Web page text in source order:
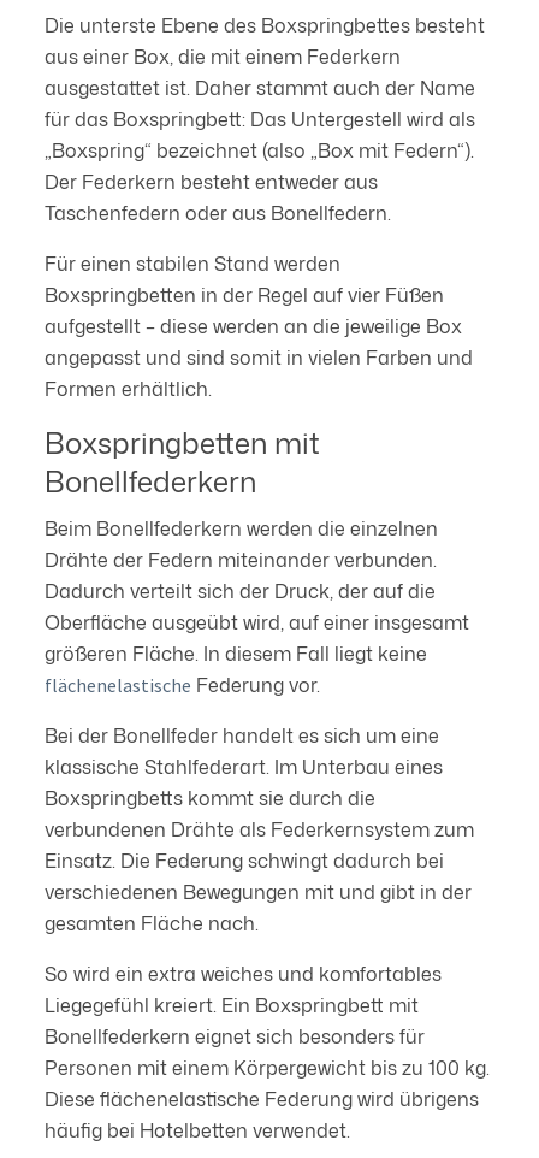
Die unterste Ebene des Boxspringbettes besteht
aus einer Box, die mit einem Federkern
ausgestattet ist. Daher stammt auch der Name
für das Boxspringbett: Das Untergestell wird als
„Boxspring“ bezeichnet (also „Box mit Federn“).
Der Federkern besteht entweder aus
Taschenfedern oder aus Bonellfedern.
Für einen stabilen Stand werden
Boxspringbetten in der Regel auf vier Füßen
aufgestellt – diese werden an die jeweilige Box
angepasst und sind somit in vielen Farben und
Formen erhältlich.
Boxspringbetten mit
Bonellfederkern
Beim Bonellfederkern werden die einzelnen
Drähte der Federn miteinander verbunden.
Dadurch verteilt sich der Druck, der auf die
Oberfläche ausgeübt wird, auf einer insgesamt
größeren Fläche. In diesem Fall liegt keine
flächenelastische Federung vor.
Bei der Bonellfeder handelt es sich um eine
klassische Stahlfederart. Im Unterbau eines
Boxspringbetts kommt sie durch die
verbundenen Drähte als Federkernsystem zum
Einsatz. Die Federung schwingt dadurch bei
verschiedenen Bewegungen mit und gibt in der
gesamten Fläche nach.
So wird ein extra weiches und komfortables
Liegegefühl kreiert. Ein Boxspringbett mit
Bonellfederkern eignet sich besonders für
Personen mit einem Körpergewicht bis zu 100 kg.
Diese flächenelastische Federung wird übrigens
häufig bei Hotelbetten verwendet.